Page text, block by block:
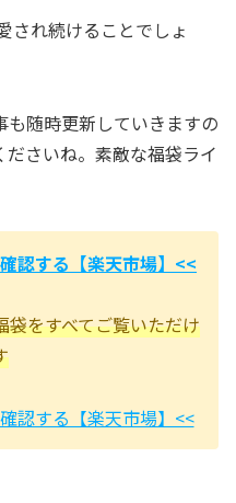
され続けることでしょ
随時更新していきますの
さいね。素敵な福袋ライ
認する【楽天市場】<<
をすべてご覧いただけ
認する【楽天市場】<<